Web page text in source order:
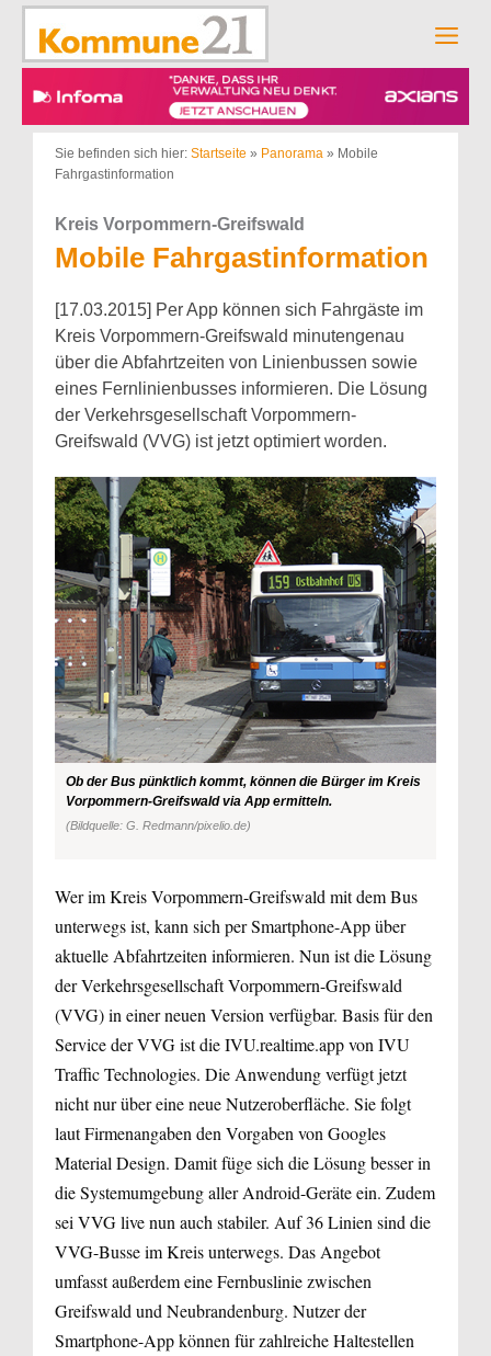
Zum
springen
Sie befinden sich hier: Startseite » Panorama » Mobile
Fahrgastinformation
Kreis Vorpommern-Greifswald
Mobile Fahrgastinformation
[17.03.2015] Per App können sich Fahrgäste im
Kreis Vorpommern-Greifswald minutengenau
über die Abfahrtzeiten von Linienbussen sowie
eines Fernlinienbusses informieren. Die Lösung
der Verkehrsgesellschaft Vorpommern-
Greifswald (VVG) ist jetzt optimiert worden.
Ob der Bus pünktlich kommt, können die Bürger im Kreis
Vorpommern-Greifswald via App ermitteln.
(Bildquelle: G. Redmann/pixelio.de)
Wer im Kreis Vorpommern-Greifswald mit dem Bus
unterwegs ist, kann sich per Smartphone-App über
aktuelle Abfahrtzeiten informieren. Nun ist die Lösung
der Verkehrsgesellschaft Vorpommern-Greifswald
(VVG) in einer neuen Version verfügbar. Basis für den
Service der VVG ist die IVU.realtime.app von IVU
Traffic Technologies. Die Anwendung verfügt jetzt
nicht nur über eine neue Nutzeroberfläche. Sie folgt
laut Firmenangaben den Vorgaben von Googles
Material Design. Damit füge sich die Lösung besser in
die Systemumgebung aller Android-Geräte ein. Zudem
sei VVG live nun auch stabiler. Auf 36 Linien sind die
VVG-Busse im Kreis unterwegs. Das Angebot
umfasst außerdem eine Fernbuslinie zwischen
Greifswald und Neubrandenburg. Nutzer der
Smartphone-App können für zahlreiche Haltestellen